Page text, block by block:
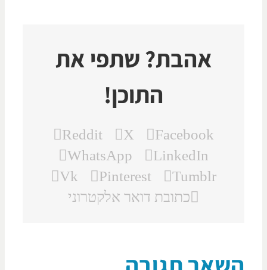
אהבת? שתפי את
התוכן!
Facebook
X
Reddit
LinkedIn
WhatsApp
Tumblr
Pinterest
Vk
כתובת דואר אלקטרוני